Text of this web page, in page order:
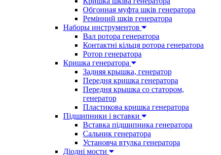
Обгонная муфта шків генератора
Ремінний шків генератора
Наборы инструментов
Вал ротора генератора
Контактні кільця ротора генератора
Ротор генератора
Кришка генератора
Задняя крышка, генератор
Передня кришка генератора
Передня крышка со статором,
генератор
Пластикова кришка генератора
Підшипники і вставки
Вставка підшипника генератора
Сальник генератора
Установча втулка генератора
Діодні мости